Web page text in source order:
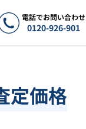
電話でお問い合わせ
0120-926-901
定価格